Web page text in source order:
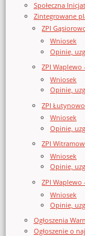
Społeczna
Zintegrowane
ZPI
Wniosek
Opinie,
ZPI Waplewo
Wniosek
Opinie,
ZPI Łutynowo
Wniosek
Opinie,
ZPI
Wniosek
Opinie,
ZPI Waplewo
Wniosek
Opinie,
Ogłoszenia
Ogłoszenie o